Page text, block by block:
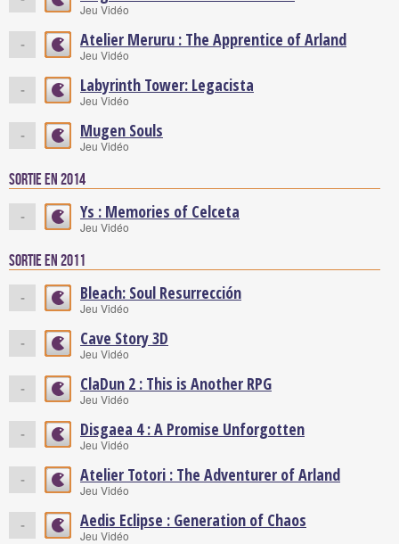
Jeu Vidéo
- Atelier Meruru : The Apprentice of Arland
Jeu Vidéo
- Labyrinth Tower: Legacista
Jeu Vidéo
- Mugen Souls
Jeu Vidéo
Sortie en 2014
- Ys : Memories of Celceta
Jeu Vidéo
Sortie en 2011
- Bleach: Soul Resurrección
Jeu Vidéo
- Cave Story 3D
Jeu Vidéo
- ClaDun 2 : This is Another RPG
Jeu Vidéo
- Disgaea 4 : A Promise Unforgotten
Jeu Vidéo
- Atelier Totori : The Adventurer of Arland
Jeu Vidéo
- Aedis Eclipse : Generation of Chaos
Jeu Vidéo